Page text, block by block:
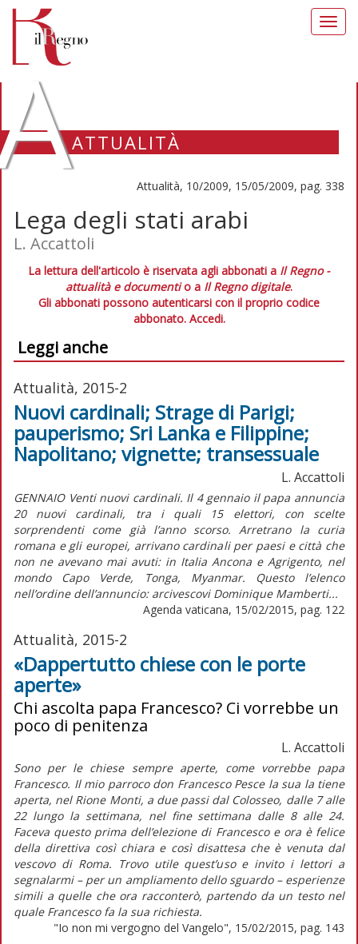
ATTUALITÀ
Attualità, 10/2009, 15/05/2009, pag. 338
Lega degli stati arabi
L. Accattoli
La lettura dell'articolo è riservata agli abbonati a Il Regno -
attualità e documentio a Il Regno digitale.
Gli abbonati possono autenticarsi con il proprio codice
abbonato. Accedi.
Leggi anche
Attualità, 2015-2
Nuovi cardinali; Strage di Parigi;
pauperismo; Sri Lanka e Filippine;
Napolitano; vignette; transessuale
L. Accattoli
GENNAIO Venti nuovi cardinali. Il 4 gennaio il papa annuncia
20 nuovi cardinali, tra i quali 15 elettori, con scelte
sorprendenti come già l’anno scorso. Arretrano la curia
romana e gli europei, arrivano cardinali per paesi e città che
non ne avevano mai avuti: in Italia Ancona e Agrigento, nel
mondo Capo Verde, Tonga, Myanmar. Questo l’elenco
nell’ordine dell’annuncio: arcivescovi Dominique Mamberti...
Agenda vaticana, 15/02/2015, pag. 122
Attualità, 2015-2
«Dappertutto chiese con le porte
aperte»
Chi ascolta papa Francesco? Ci vorrebbe un
poco di penitenza
L. Accattoli
Sono per le chiese sempre aperte, come vorrebbe papa
Francesco. Il mio parroco don Francesco Pesce la sua la tiene
aperta, nel Rione Monti, a due passi dal Colosseo, dalle 7 alle
22 lungo la settimana, nel fine settimana dalle 8 alle 24.
Faceva questo prima dell’elezione di Francesco e ora è felice
della direttiva così chiara e così disattesa che è venuta dal
vescovo di Roma. Trovo utile quest’uso e invito i lettori a
segnalarmi – per un ampliamento dello sguardo – esperienze
simili a quelle che ora racconterò, partendo da un testo nel
quale Francesco fa la sua richiesta.
"Io non mi vergogno del Vangelo", 15/02/2015, pag. 143